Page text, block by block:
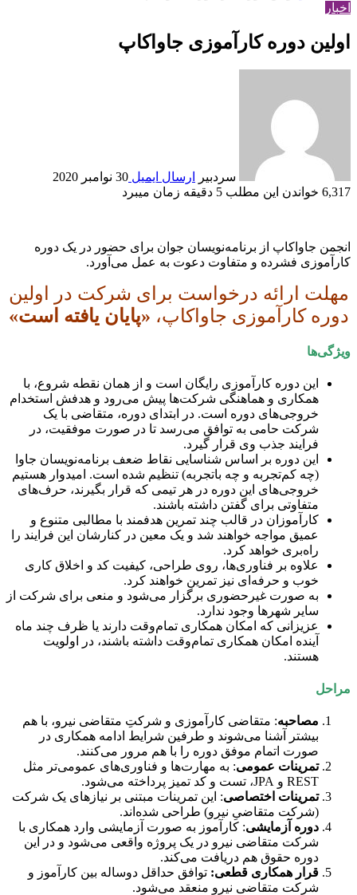
اخبار
اولین دوره کارآموزی جاواکاپ
سردبیر ارسال ایمیل 30 نوامبر 2020
6,317 خواندن این مطلب 5 دقیقه زمان می‎برد
انجمن جاواکاپ از برنامه‌نویسان جوان برای حضور در یک دوره
کارآموزی فشرده و متفاوت دعوت به عمل می‌آورد.
مهلت ارائه درخواست برای شرکت در اولین
دوره کارآموزی جاواکاپ، «پایان یافته است»
ویژگی‌ها
این دوره کارآموزی رایگان است و از همان نقطه شروع، با
همکاری و هماهنگی شرکت‌ها پیش می‌رود و هدفش استخدام
خروجی‌های دوره است. در ابتدای دوره، متقاضی با یک
شرکت حامی به توافق می‌رسد تا در صورت موفقیت، در
فرایند جذب وی قرار گیرد.
این دوره بر اساس شناسایی نقاط ضعف برنامه‌نویسان جاوا
(چه کم‌تجربه و چه با‌تجربه) تنظیم شده است. امیدوار هستیم
خروجی‌های این دوره در هر تیمی که قرار بگیرند، حرف‌های
متفاوتی برای گفتن داشته باشند.
کارآموزان در قالب چند تمرین هدفمند با مطالبی متنوع و
عمیق مواجه خواهند شد و یک معین در کنارشان این فرایند را
راه‌بری خواهد کرد.
علاوه بر فناوری‌ها، روی طراحی، کیفیت کد و اخلاق کاری
خوب و حرفه‌ای نیز تمرین خواهند کرد.
به صورت غیرحضوری برگزار می‌شود و منعی برای شرکت از
سایر شهرها وجود ندارد.
عزیزانی که امکان همکاری تمام‌وقت دارند یا ظرف چند ماه
آینده امکان همکاری تمام‌وقت داشته باشند، در اولویت
هستند.
مراحل
مصاحبه: متقاضی کارآموزی و شرکتِ متقاضی نیرو، با هم
بیشتر آشنا می‌شوند و طرفین شرایط ادامه همکاری در
صورت اتمام موفق دوره را با هم مرور می‌کنند.
تمرینات عمومی: به مهارت‌ها و فناوری‌های عمومی‌تر مثل
REST و JPA، تست و کد تمیز پرداخته می‌شود.
تمرینات اختصاصی: این تمرینات مبتنی بر نیازهای یک شرکت
(شرکت متقاضیِ نیرو) طراحی شده‌اند.
دوره آزمایشی: کارآموز به صورت آزمایشی وارد همکاری با
شرکت متقاضی نیرو در یک پروژه واقعی می‌شود و در این
دوره حقوق هم دریافت می‌کند.
قرار همکاری قطعی: توافق حداقل دوساله بین کارآموز و
شرکت متقاضی نیرو منعقد می‌شود.